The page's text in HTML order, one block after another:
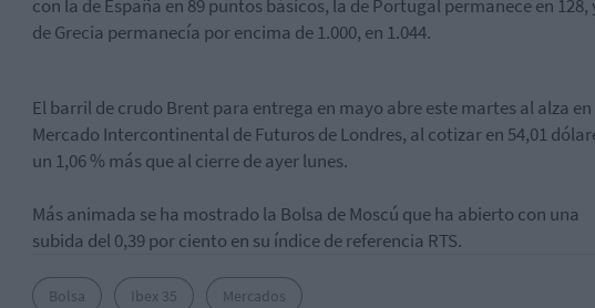
con la de España en 89 puntos básicos, la de Portugal permanece en 128,
de Grecia permanecía por encima de 1.000, en 1.044.
El barril de crudo Brent para entrega en mayo abre este martes al alza en
Mercado Intercontinental de Futuros de Londres, al cotizar en 54,01
un 1,06 % más que al cierre de ayer lunes.
Más animada se ha mostrado la Bolsa de Moscú que ha abierto con una
subida del 0,39 por ciento en su índice de referencia RTS.
Bolsa Ibex 35 Mercados